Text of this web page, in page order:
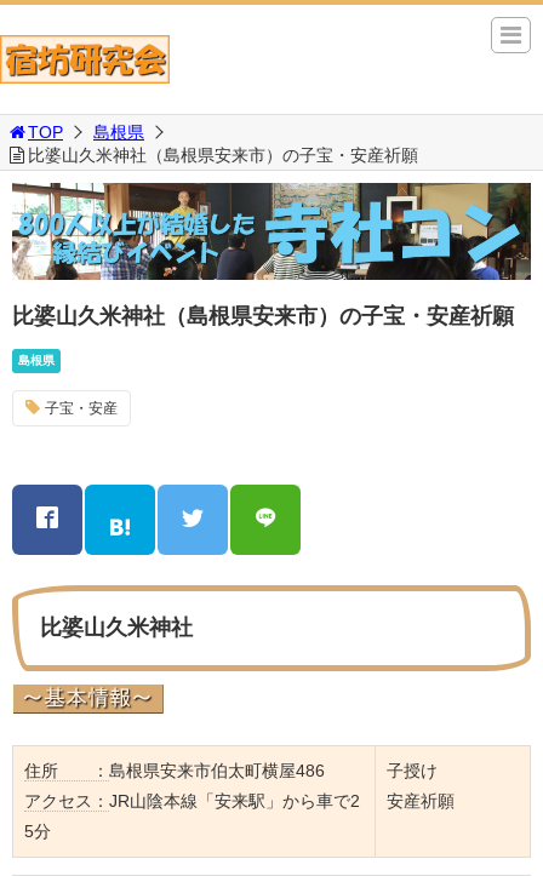
TOP
島根県
比婆山久米神社（島根県安来市）の子宝・安産祈願
比婆山久米神社（島根県安来市）の子宝・安産祈願
島根県
子宝・安産
比婆山久米神社
住所 ： 島根県安来市伯太町横屋486
アクセス： JR山陰本線「安来駅」から車で2
5分
子授け
安産祈願